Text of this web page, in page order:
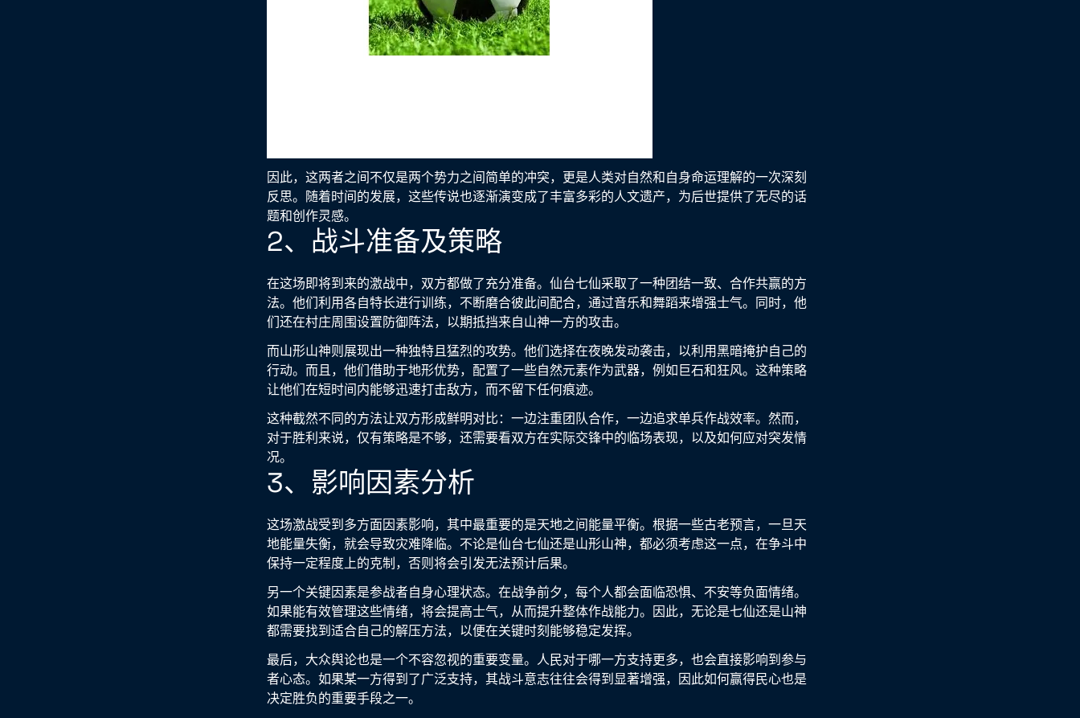
因此，这两者之间不仅是两个势力之间简单的冲突，更是人类对自然和自身命运理解的一次深刻
反思。随着时间的发展，这些传说也逐渐演变成了丰富多彩的人文遗产，为后世提供了无尽的话
题和创作灵感。
2、战斗准备及策略
在这场即将到来的激战中，双方都做了充分准备。仙台七仙采取了一种团结一致、合作共赢的方
法。他们利用各自特长进行训练，不断磨合彼此间配合，通过音乐和舞蹈来增强士气。同时，他
们还在村庄周围设置防御阵法，以期抵挡来自山神一方的攻击。
而山形山神则展现出一种独特且猛烈的攻势。他们选择在夜晚发动袭击，以利用黑暗掩护自己的
行动。而且，他们借助于地形优势，配置了一些自然元素作为武器，例如巨石和狂风。这种策略
让他们在短时间内能够迅速打击敌方，而不留下任何痕迹。
这种截然不同的方法让双方形成鲜明对比：一边注重团队合作，一边追求单兵作战效率。然而，
对于胜利来说，仅有策略是不够，还需要看双方在实际交锋中的临场表现，以及如何应对突发情
况。
3、影响因素分析
这场激战受到多方面因素影响，其中最重要的是天地之间能量平衡。根据一些古老预言，一旦天
地能量失衡，就会导致灾难降临。不论是仙台七仙还是山形山神，都必须考虑这一点，在争斗中
保持一定程度上的克制，否则将会引发无法预计后果。
另一个关键因素是参战者自身心理状态。在战争前夕，每个人都会面临恐惧、不安等负面情绪。
如果能有效管理这些情绪，将会提高士气，从而提升整体作战能力。因此，无论是七仙还是山神
都需要找到适合自己的解压方法，以便在关键时刻能够稳定发挥。
最后，大众舆论也是一个不容忽视的重要变量。人民对于哪一方支持更多，也会直接影响到参与
者心态。如果某一方得到了广泛支持，其战斗意志往往会得到显著增强，因此如何赢得民心也是
决定胜负的重要手段之一。